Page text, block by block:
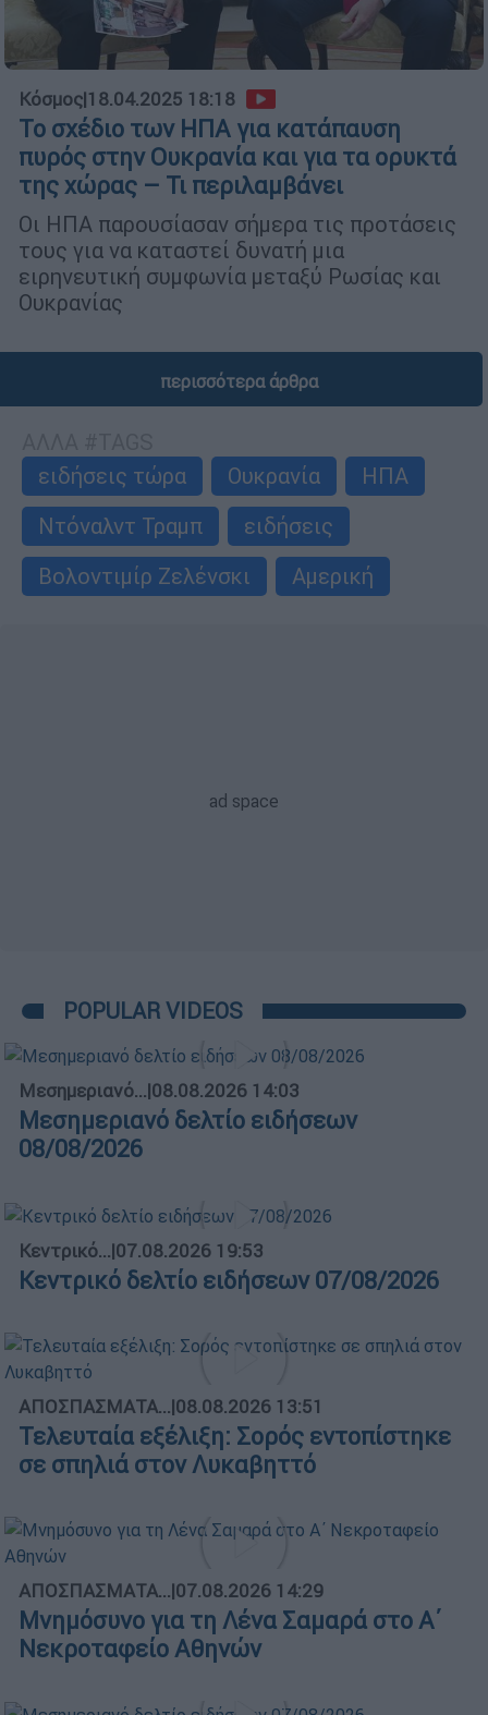
Κόσμος|18.04.2025 18:18
Το σχέδιο των ΗΠΑ για κατάπαυση
πυρός στην Ουκρανία και για τα ορυκτά
της χώρας – Τι περιλαμβάνει
Οι ΗΠΑ παρουσίασαν σήμερα τις προτάσεις
τους για να καταστεί δυνατή μια
ειρηνευτική συμφωνία μεταξύ Ρωσίας και
Ουκρανίας
περισσότερα άρθρα
ειδήσεις τώρα
Ουκρανία
ΗΠΑ
Ντόναλντ Τραμπ
ειδήσεις
Βολοντιμίρ Ζελένσκι
Αμερική
POPULAR VIDEOS
Μεσημεριανό...|08.08.2026 14:03
Μεσημεριανό δελτίο ειδήσεων
08/08/2026
Κεντρικό...|07.08.2026 19:53
Κεντρικό δελτίο ειδήσεων 07/08/2026
ΑΠΟΣΠΑΣΜΑΤΑ...|08.08.2026 13:51
Τελευταία εξέλιξη: Σορός εντοπίστηκε
σε σπηλιά στον Λυκαβηττό
ΑΠΟΣΠΑΣΜΑΤΑ...|07.08.2026 14:29
Μνημόσυνο για τη Λένα Σαμαρά στο Α΄
Νεκροταφείο Αθηνών